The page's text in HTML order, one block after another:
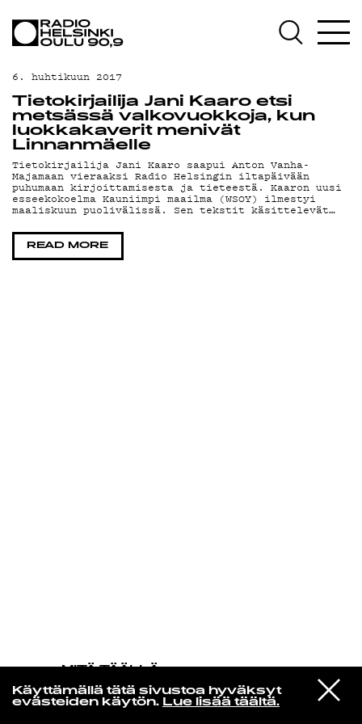
Käyttämällä tätä sivustoa hyväksyt
evästeiden käytön. Lue lisää täältä.
VIESTI
STUDIOON
MITÄ TÄÄLLÄ
Nirosta Steel
FRESH FEELING
AJANKOHTAISTA
OHJELMAT
TEKIJÄT
ON-DEMAND
PODCAST
MAINOSTA
YHTEYSTIEDOT
6. huhtikuun 2017
Tietokirjailija Jani Kaaro etsi
metsässä valkovuokkoja, kun
luokkakaverit menivät
Linnanmäelle
Tietokirjailija Jani Kaaro saapui Anton Vanha-
Majamaan vieraaksi Radio Helsingin iltapäivään
puhumaan kirjoittamisesta ja tieteestä. Kaaron uusi
esseekokoelma Kauniimpi maailma (WSOY) ilmestyi
maaliskuun puolivälissä. Sen tekstit käsittelevät…
READ MORE